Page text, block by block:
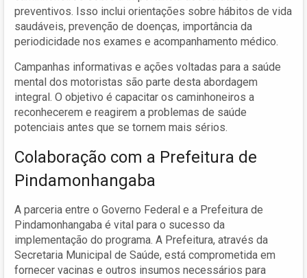
preventivos. Isso inclui orientações sobre hábitos de vida
saudáveis, prevenção de doenças, importância da
periodicidade nos exames e acompanhamento médico.
Campanhas informativas e ações voltadas para a saúde
mental dos motoristas são parte desta abordagem
integral. O objetivo é capacitar os caminhoneiros a
reconhecerem e reagirem a problemas de saúde
potenciais antes que se tornem mais sérios.
Colaboração com a Prefeitura de
Pindamonhangaba
A parceria entre o Governo Federal e a Prefeitura de
Pindamonhangaba é vital para o sucesso da
implementação do programa. A Prefeitura, através da
Secretaria Municipal de Saúde, está comprometida em
fornecer vacinas e outros insumos necessários para